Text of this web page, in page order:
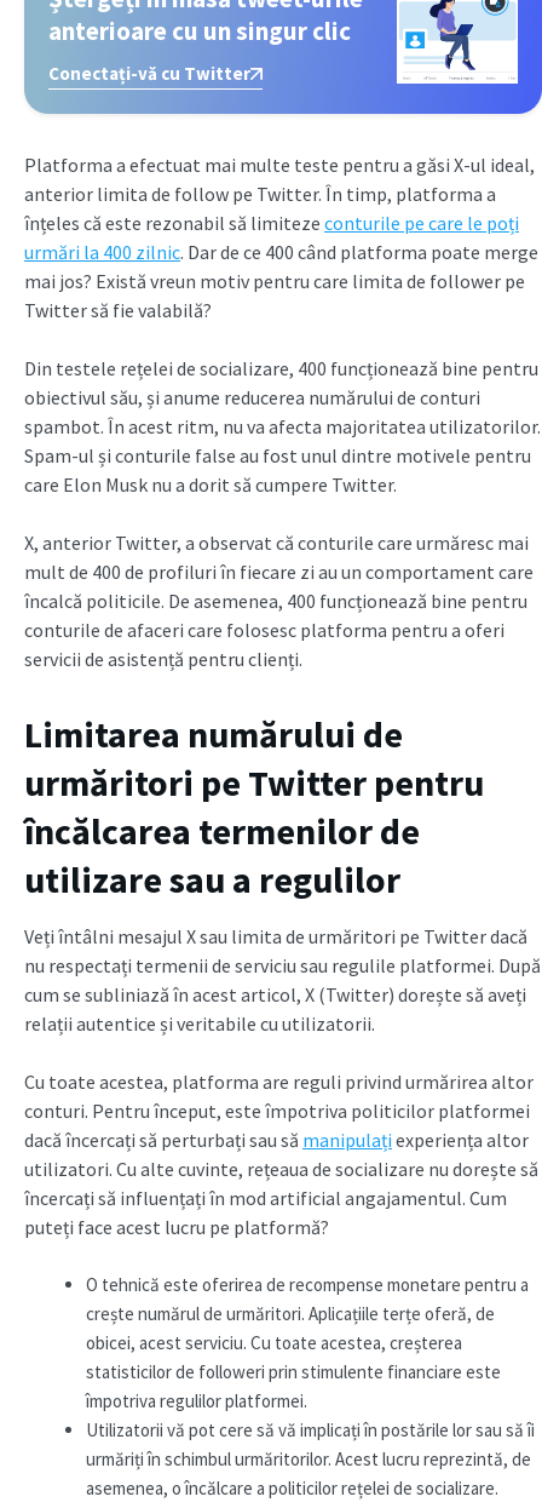
anterioare cu un singur clic
Conectați-vă cu Twitter
Platforma a efectuat mai multe teste pentru a găsi X-ul ideal,
anterior limita de follow pe Twitter. În timp, platforma a
înțeles că este rezonabil să limiteze conturile pe care le poți
urmări la 400 zilnic. Dar de ce 400 când platforma poate merge
mai jos? Există vreun motiv pentru care limita de follower pe
Twitter să fie valabilă?
Din testele rețelei de socializare, 400 funcționează bine pentru
obiectivul său, și anume reducerea numărului de conturi
spambot. În acest ritm, nu va afecta majoritatea utilizatorilor.
Spam-ul și conturile false au fost unul dintre motivele pentru
care Elon Musk nu a dorit să cumpere Twitter.
X, anterior Twitter, a observat că conturile care urmăresc mai
mult de 400 de profiluri în fiecare zi au un comportament care
încalcă politicile. De asemenea, 400 funcționează bine pentru
conturile de afaceri care folosesc platforma pentru a oferi
servicii de asistență pentru clienți.
Limitarea numărului de
urmăritori pe Twitter pentru
încălcarea termenilor de
utilizare sau a regulilor
Veți întâlni mesajul X sau limita de urmăritori pe Twitter dacă
nu respectați termenii de serviciu sau regulile platformei. După
cum se subliniază în acest articol, X (Twitter) dorește să aveți
relații autentice și veritabile cu utilizatorii.
Cu toate acestea, platforma are reguli privind urmărirea altor
conturi. Pentru început, este împotriva politicilor platformei
dacă încercați să perturbați sau să manipulați experiența altor
utilizatori. Cu alte cuvinte, rețeaua de socializare nu dorește să
încercați să influențați în mod artificial angajamentul. Cum
puteți face acest lucru pe platformă?
O tehnică este oferirea de recompense monetare pentru a
crește numărul de urmăritori. Aplicațiile terțe oferă, de
obicei, acest serviciu. Cu toate acestea, creșterea
statisticilor de followeri prin stimulente financiare este
împotriva regulilor platformei.
Utilizatorii vă pot cere să vă implicați în postările lor sau să îi
urmăriți în schimbul urmăritorilor. Acest lucru reprezintă, de
asemenea, o încălcare a politicilor rețelei de socializare.